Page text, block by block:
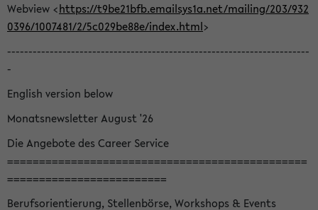
Webview <https://t9be21bfb.emailsys1a.net/mailing/203/932
0396/1007481/2/5c029be88e/index.html>
-----------------------------------------------------------------------
-
English version below
Monatsnewsletter August '26
Die Angebote des Career Service
===============================================
=========================
Berufsorientierung, Stellenbörse, Workshops & Events